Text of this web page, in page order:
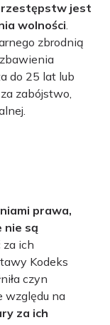
jest
wolności.
zbrodnią
do 25 lat lub
zabójstwo,
prawa,
nie są
za ich
Kodeks
czyn
względu na
za ich